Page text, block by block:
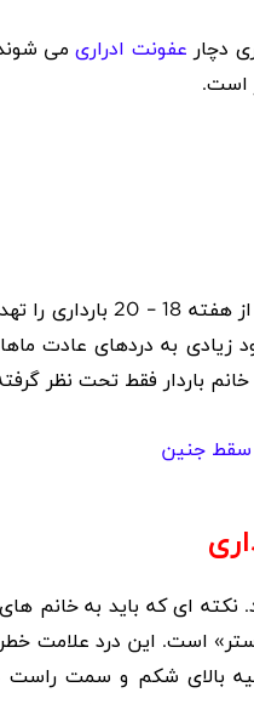
دچار عفونت ادراریمی
است.
هفته 20 – 18 بارداری را
به دردهای عادت
خانم باردار فقط تحت نظر
سقط جنین
نکته ای که باید به خانم
است. این درد علامت
بالای شکم و سمت